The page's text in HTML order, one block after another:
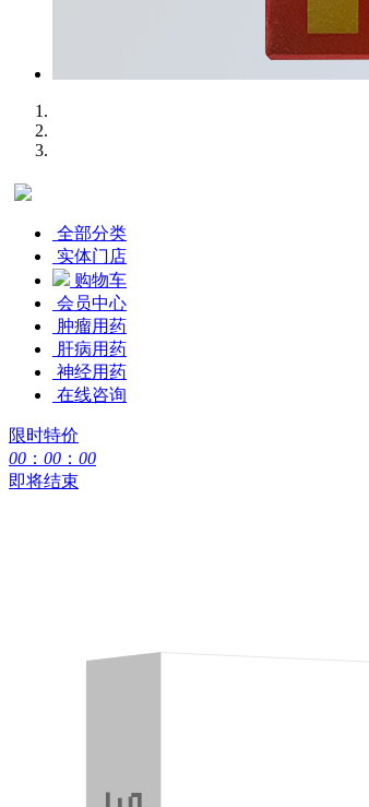
全部分类
实体门店
购物车
会员中心
肿瘤用药
肝病用药
神经用药
在线咨询
限时特价
00 ： 00 ： 00
即将结束